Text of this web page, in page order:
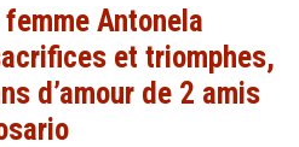
Antonela
et triomphes,
d’amour de 2 amis